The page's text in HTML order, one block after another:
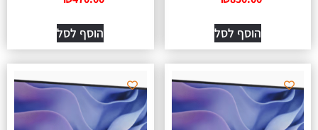
הוסף לסל הוסף לסל